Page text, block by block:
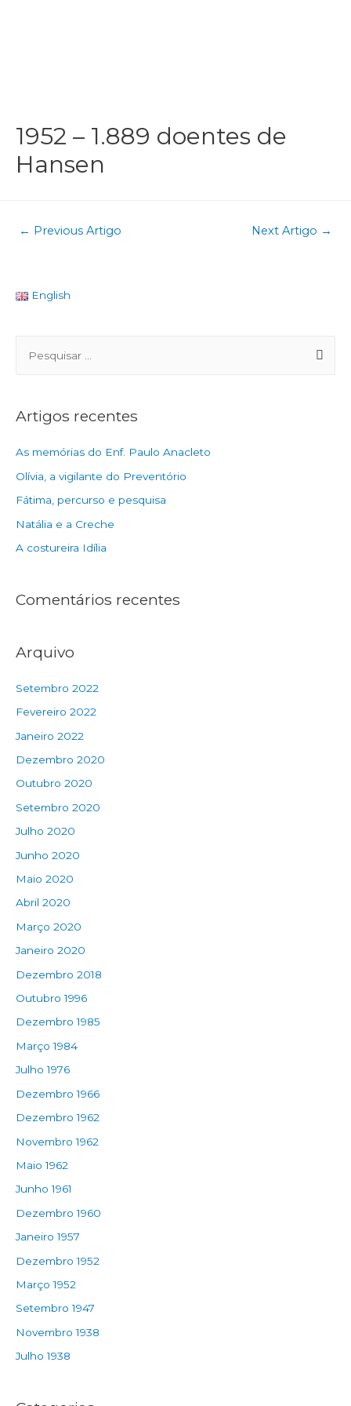
1952 – 1.889 doentes de
Hansen
← Previous Artigo Next Artigo →
English
Artigos recentes
As memórias do Enf. Paulo Anacleto
Olívia, a vigilante do Preventório
Fátima, percurso e pesquisa
Natália e a Creche
A costureira Idília
Comentários recentes
Arquivo
Setembro 2022
Fevereiro 2022
Janeiro 2022
Dezembro 2020
Outubro 2020
Setembro 2020
Julho 2020
Junho 2020
Maio 2020
Abril 2020
Março 2020
Janeiro 2020
Dezembro 2018
Outubro 1996
Dezembro 1985
Março 1984
Julho 1976
Dezembro 1966
Dezembro 1962
Novembro 1962
Maio 1962
Junho 1961
Dezembro 1960
Janeiro 1957
Dezembro 1952
Março 1952
Setembro 1947
Novembro 1938
Julho 1938